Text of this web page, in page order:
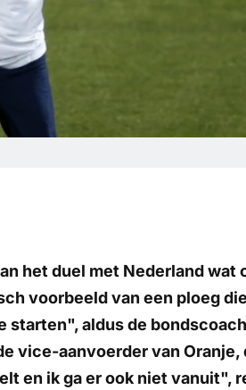
het duel met Nederland wat
voorbeeld van een ploeg
starten", aldus de
vice-aanvoerder van Oranje,
en ik ga er ook niet vanuit",